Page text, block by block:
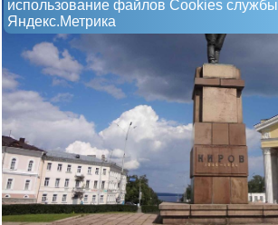
использование файлов Сookies службы
Яндекс.Метрика